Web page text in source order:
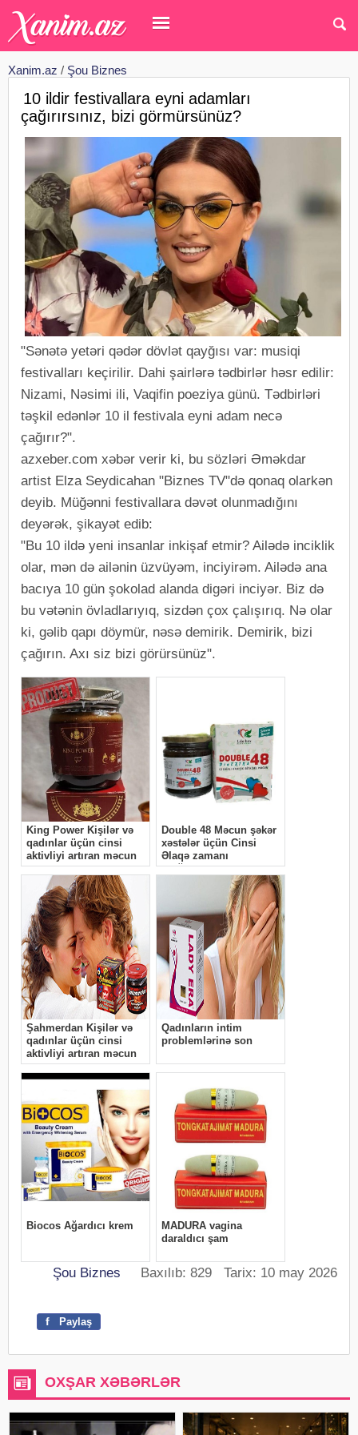
Xanim.az / Şou Biznes
10 ildir festivallara eyni adamları
çağırırsınız, bizi görmürsünüz?
"Sənətə yetəri qədər dövlət qayğısı var: musiqi
festivalları keçirilir. Dahi şairlərə tədbirlər həsr edilir:
Nizami, Nəsimi ili, Vaqifin poeziya günü. Tədbirləri
təşkil edənlər 10 il festivala eyni adam necə
çağırır?".
azxeber.com xəbər verir ki, bu sözləri Əməkdar
artist Elza Seydicahan "Biznes TV"də qonaq olarkən
deyib. Müğənni festivallara dəvət olunmadığını
deyərək, şikayət edib:
"Bu 10 ildə yeni insanlar inkişaf etmir? Ailədə inciklik
olar, mən də ailənin üzvüyəm, inciyirəm. Ailədə ana
bacıya 10 gün şokolad alanda digəri inciyər. Biz də
bu vətənin övladlarıyıq, sizdən çox çalışırıq. Nə olar
ki, gəlib qapı döymür, nəsə demirik. Demirik, bizi
çağırın. Axı siz bizi görürsünüz".
Şou Biznes Baxılıb: 829 Tarix: 10 may 2026
f Paylaş
OXŞAR XƏBƏRLƏR